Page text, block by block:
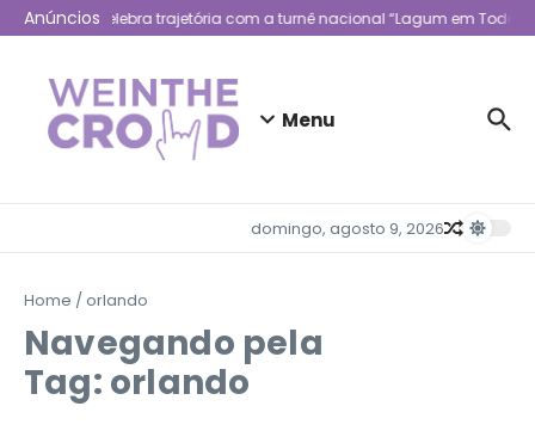
Ir para o conteúdo
Anúncios
Lagum celebra trajetória com a turnê nacional “Lagum em Todo
Menu
domingo, agosto 9, 2026
Home /orlando
Navegando pela
Tag: orlando